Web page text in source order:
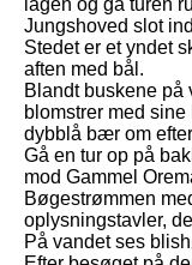
intro
Nyheder
Vejledning
lågen og gå turen
Jungshoved slot
Stedet er et yndet
aften med bål.
Blandt buskene
blomstrer med
dybblå bær om
Gå en tur op på
mod Gammel
Bøgestrømmen
oplysningstavler,
På vandet ses